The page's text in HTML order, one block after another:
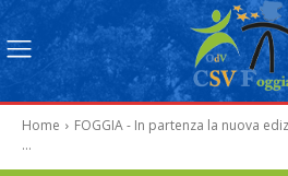
Home
FOGGIA - In partenza la nuova
...